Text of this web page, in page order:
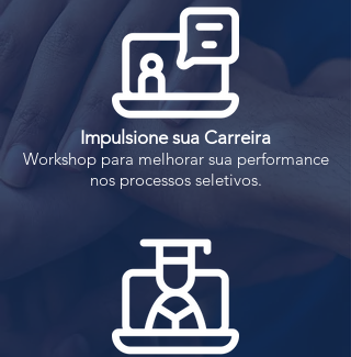
Impulsione sua Carreira
Workshop para melhorar sua performance
nos processos seletivos.